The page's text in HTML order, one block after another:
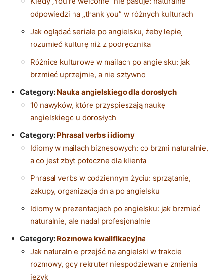
odpowiedzi na „thank you” w różnych kulturach
Jak oglądać seriale po angielsku, żeby lepiej
rozumieć kulturę niż z podręcznika
Różnice kulturowe w mailach po angielsku: jak
brzmieć uprzejmie, a nie sztywno
Category: Nauka angielskiego dla dorosłych
10 nawyków, które przyspieszają naukę
angielskiego u dorosłych
Category: Phrasal verbs i idiomy
Idiomy w mailach biznesowych: co brzmi naturalnie,
a co jest zbyt potoczne dla klienta
Phrasal verbs w codziennym życiu: sprzątanie,
zakupy, organizacja dnia po angielsku
Idiomy w prezentacjach po angielsku: jak brzmieć
naturalnie, ale nadal profesjonalnie
Category: Rozmowa kwalifikacyjna
Jak naturalnie przejść na angielski w trakcie
rozmowy, gdy rekruter niespodziewanie zmienia
język